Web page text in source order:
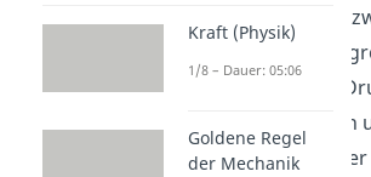
insbesondere in
Situationen von
Bedeutung: Als
von Flüssigkeiten
und als Druck,
Kraft (Physik)
1/8 – Dauer: 05:06
Goldene Regel
der Mechanik